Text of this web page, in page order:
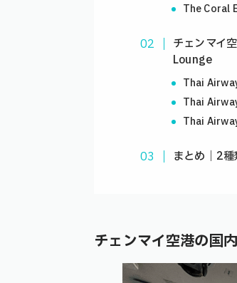
The Coral
チェンマイ
Lounge
Thai
Thai
Thai
まとめ｜2
チェンマイ空港の